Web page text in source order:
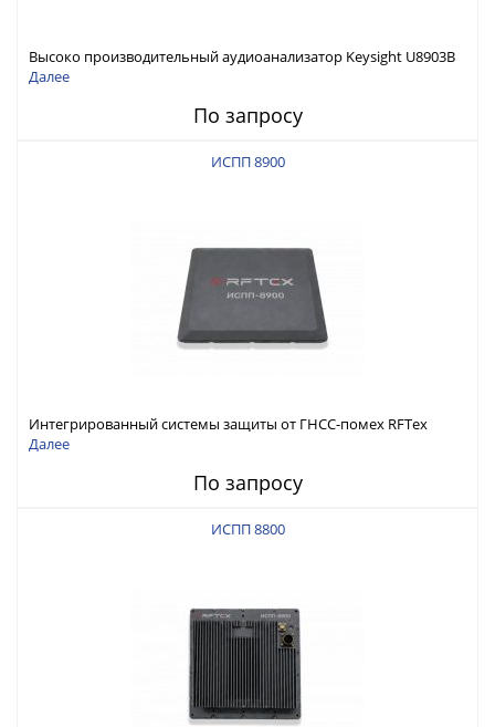
Высоко производительный аудиоанализатор Keysight U8903B
Далее
По запросу
ИСПП 8900
Интегрированный системы защиты от ГНСС-помех RFТех
ИСПП 8900
Далее
По запросу
ИСПП 8800